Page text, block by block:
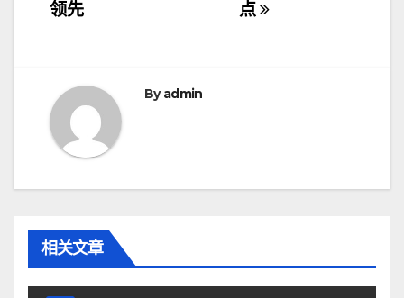
导
点
领先
Byadmin
相关文章